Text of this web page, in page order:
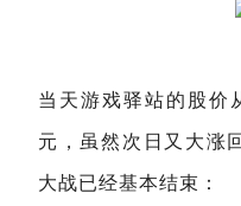
当天游戏驿站的股价
元，虽然次日又大涨
大战已经基本结束：